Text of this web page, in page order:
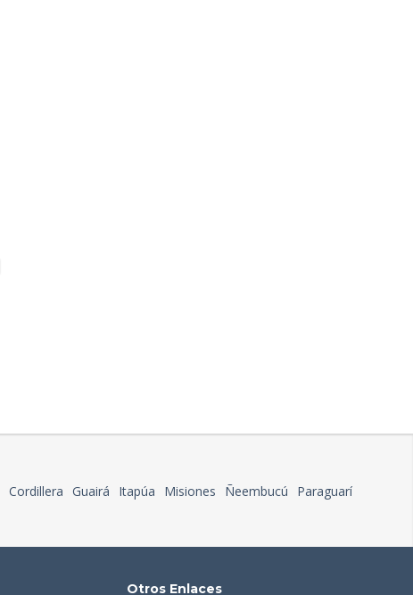
Cordillera Guairá Itapúa Misiones Ñeembucú
Paraguarí
Otros Enlaces